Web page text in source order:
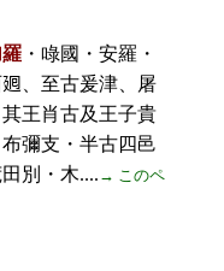
・㖨國・安羅・
、至古爰津、屠
王肖古及王子貴
彌支・半古四邑
別・木.... → このペ